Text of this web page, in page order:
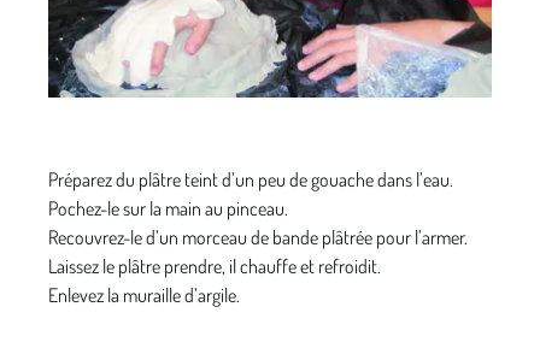
Préparez du plâtre teint d’un peu de gouache dans l’eau.
Pochez-le sur la main au pinceau.
Recouvrez-le d’un morceau de bande plâtrée pour l’armer.
Laissez le plâtre prendre, il chauffe et refroidit.
Enlevez la muraille d’argile.